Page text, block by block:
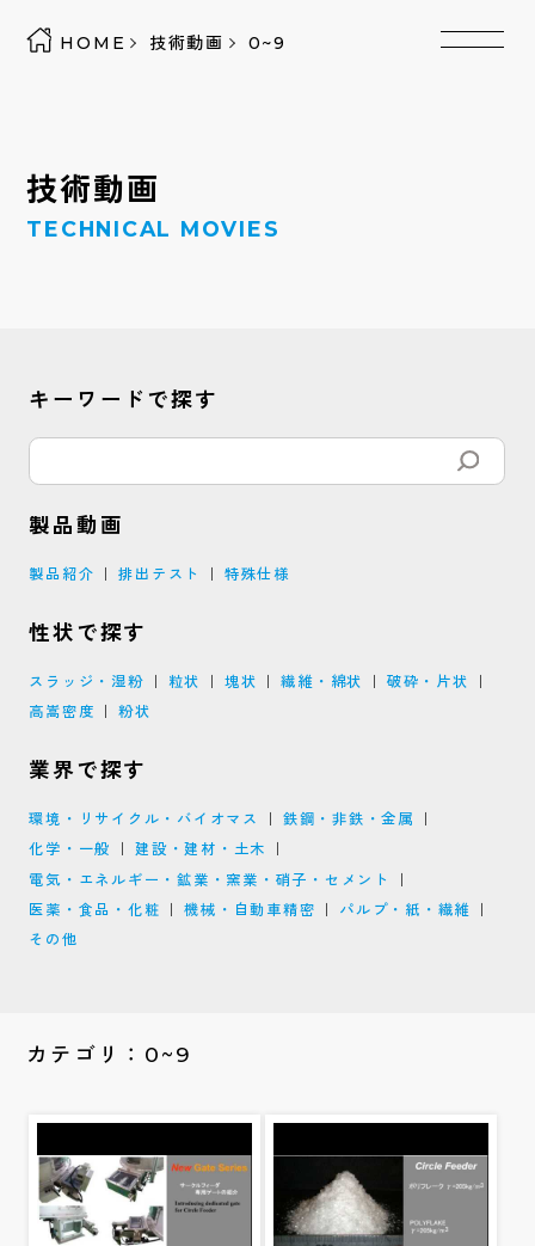
HOME 技術動画 0~9
技術動画
TECHNICAL MOVIES
キーワードで探す
製品動画
製品紹介 排出テスト 特殊仕様
性状で探す
スラッジ・湿粉 粒状 塊状 繊維・綿状
破砕・片状
高嵩密度
粉状
業界で探す
環境・リサイクル・バイオマス
鉄鋼・非鉄・金属
化学・一般
建設・建材・土木
電気・エネルギー・鉱業・窯業・硝子・セメント
医薬・食品・化粧
機械・自動車精密
パルプ・紙・繊維
その他
カテゴリ：0~9